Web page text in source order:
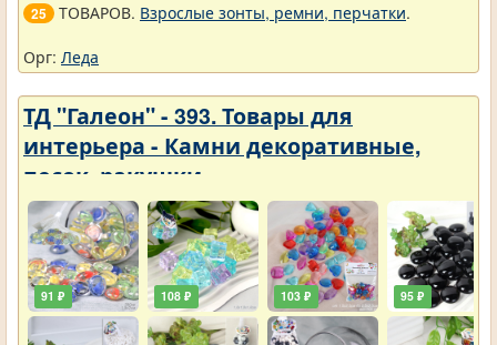
25 ТОВАРОВ. Взрослые зонты, ремни, перчатки.
Орг: Леда
ТД "Галеон" - 393. Товары для
интерьера - Камни декоративные,
песок, ракушки
91 ₽ 108 ₽ 103 ₽ 95 ₽